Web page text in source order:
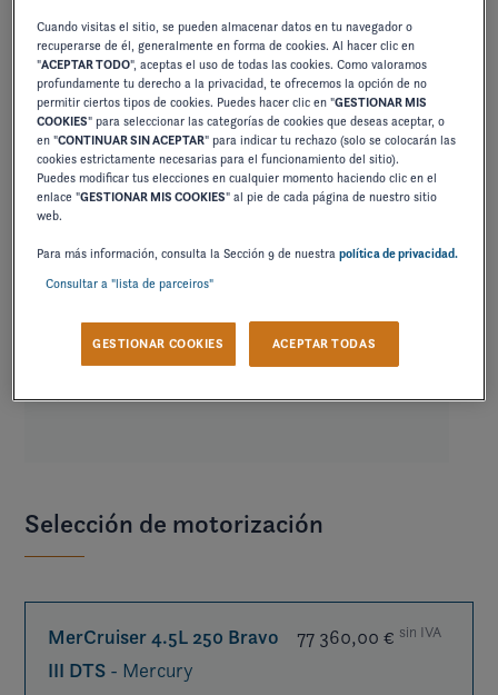
combina la elegancia del negro profundo con la
vivacidad del rojo intenso, creando un contraste audaz
y sofisticado.
Selección de motorización
MerCruiser 4.5L 250 Bravo
III DTS - Mercury
77 360,00 € sin IVA
Cuando visitas el sitio, se pueden almacenar datos en tu navegador o
recuperarse de él, generalmente en forma de cookies. Al hacer clic en
"ACEPTAR TODO", aceptas el uso de todas las cookies. Como valoramos
profundamente tu derecho a la privacidad, te ofrecemos la opción de no
permitir ciertos tipos de cookies. Puedes hacer clic en "GESTIONAR MIS
COOKIES" para seleccionar las categorías de cookies que deseas aceptar, o
en "CONTINUAR SIN ACEPTAR" para indicar tu rechazo (solo se colocarán las
cookies estrictamente necesarias para el funcionamiento del sitio).
Puedes modificar tus elecciones en cualquier momento haciendo clic en el
enlace "GESTIONAR MIS COOKIES" al pie de cada página de nuestro sitio
web.
Para más información, consulta la Sección 9 de nuestrapolítica de privacidad.
Consultar a "lista de parceiros"
GESTIONAR COOKIES ACEPTAR TODAS